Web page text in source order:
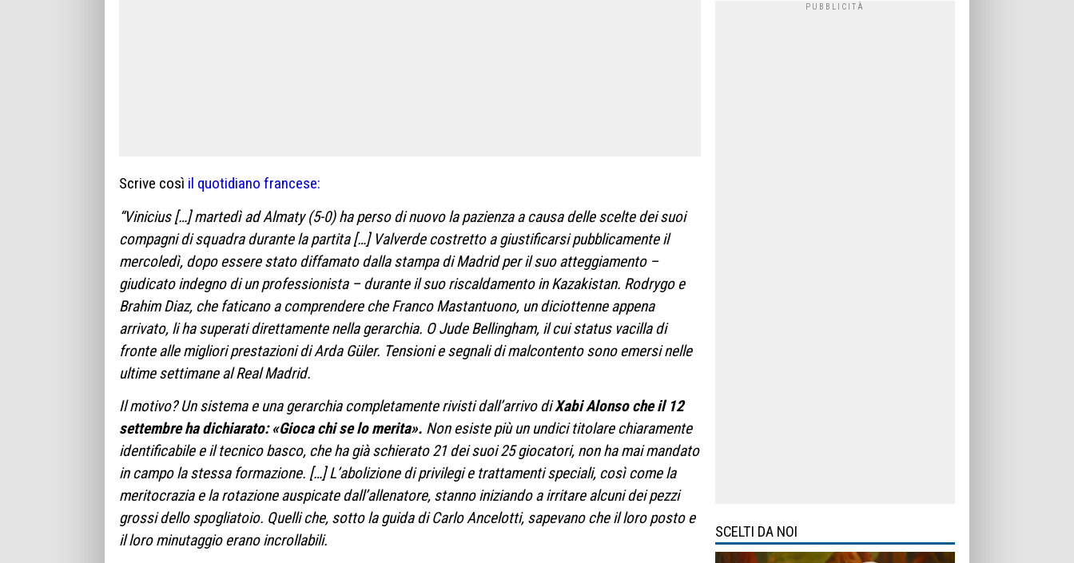
Scrive così il quotidiano francese:
“Vinicius […] martedì ad Almaty (5-0) ha perso di nuovo la pazienza a causa delle scelte dei suoi
compagni di squadra durante la partita […] Valverde costretto a giustificarsi pubblicamente il
mercoledì, dopo essere stato diffamato dalla stampa di Madrid per il suo atteggiamento –
giudicato indegno di un professionista – durante il suo riscaldamento in Kazakistan. Rodrygo e
Brahim Diaz, che faticano a comprendere che Franco Mastantuono, un diciottenne appena
arrivato, li ha superati direttamente nella gerarchia. O Jude Bellingham, il cui status vacilla di
fronte alle migliori prestazioni di Arda Güler. Tensioni e segnali di malcontento sono emersi nelle
ultime settimane al Real Madrid.
Il motivo? Un sistema e una gerarchia completamente rivisti dall’arrivo diXabi Alonso che il 12
settembre ha dichiarato: «Gioca chi se lo merita». Non esiste più un undici titolare chiaramente
identificabile e il tecnico basco, che ha già schierato 21 dei suoi 25 giocatori, non ha mai mandato
in campo la stessa formazione. […] L’abolizione di privilegi e trattamenti speciali, così come la
meritocrazia e la rotazione auspicate dall’allenatore, stanno iniziando a irritare alcuni dei pezzi
grossi dello spogliatoio. Quelli che, sotto la guida di Carlo Ancelotti, sapevano che il loro posto e
il loro minutaggio erano incrollabili.
SCELTI DA NOI